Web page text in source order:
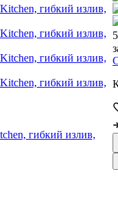
гибкий излив,